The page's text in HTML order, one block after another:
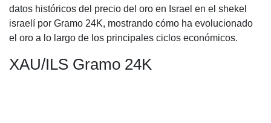
datos históricos del precio del oro en Israel en el shekel
israelí por Gramo 24K, mostrando cómo ha evolucionado
el oro a lo largo de los principales ciclos económicos.
XAU/ILS Gramo 24K